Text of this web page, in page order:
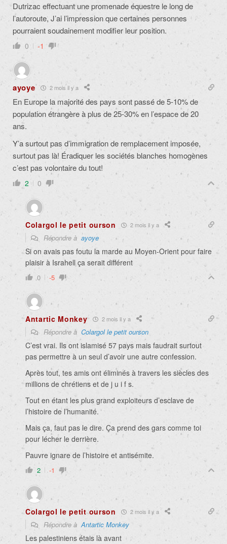
Dutrizac effectuant une promenade équestre le long de
l’autoroute, J’ai l’impression que certaines personnes
pourraient soudainement modifier leur position.
0 -1
ayoye 2 mois il y a
En Europe la majorité des pays sont passé de 5-10% de
population étrangère à plus de 25-30% en l’espace de 20
ans.
Y’a surtout pas d’immigration de remplacement imposée,
surtout pas là! Éradiquer les sociétés blanches homogènes
c’est pas volontaire du tout!
2 0
Colargol le petit ourson 2 mois il y a
Répondre à ayoye
Si on avais pas foutu la marde au Moyen-Orient pour faire
plaisir à Israhell ça serait différent
0 -5
Antartic Monkey 2 mois il y a
Répondre à Colargol le petit ourson
C’est vrai. Ils ont islamisé 57 pays mais faudrait surtout
pas permettre à un seul d’avoir une autre confession.
Après tout, tes amis ont éliminés à travers les siècles des
millions de chrétiens et de j u i f s.
Tout en étant les plus grand exploiteurs d’esclave de
l’histoire de l’humanité.
Mais ça, faut pas le dire. Ça prend des gars comme toi
pour lécher le derrière.
Pauvre ignare de l’histoire et antisémite.
2 -1
Colargol le petit ourson 2 mois il y a
Répondre àAntartic Monkey
Les palestiniens étais là avant